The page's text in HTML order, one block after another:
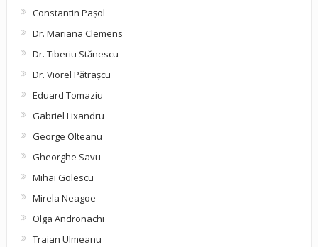
Constantin Pașol
Dr. Mariana Clemens
Dr. Tiberiu Stănescu
Dr. Viorel Pătraşcu
Eduard Tomaziu
Gabriel Lixandru
George Olteanu
Gheorghe Savu
Mihai Golescu
Mirela Neagoe
Olga Andronachi
Traian Ulmeanu